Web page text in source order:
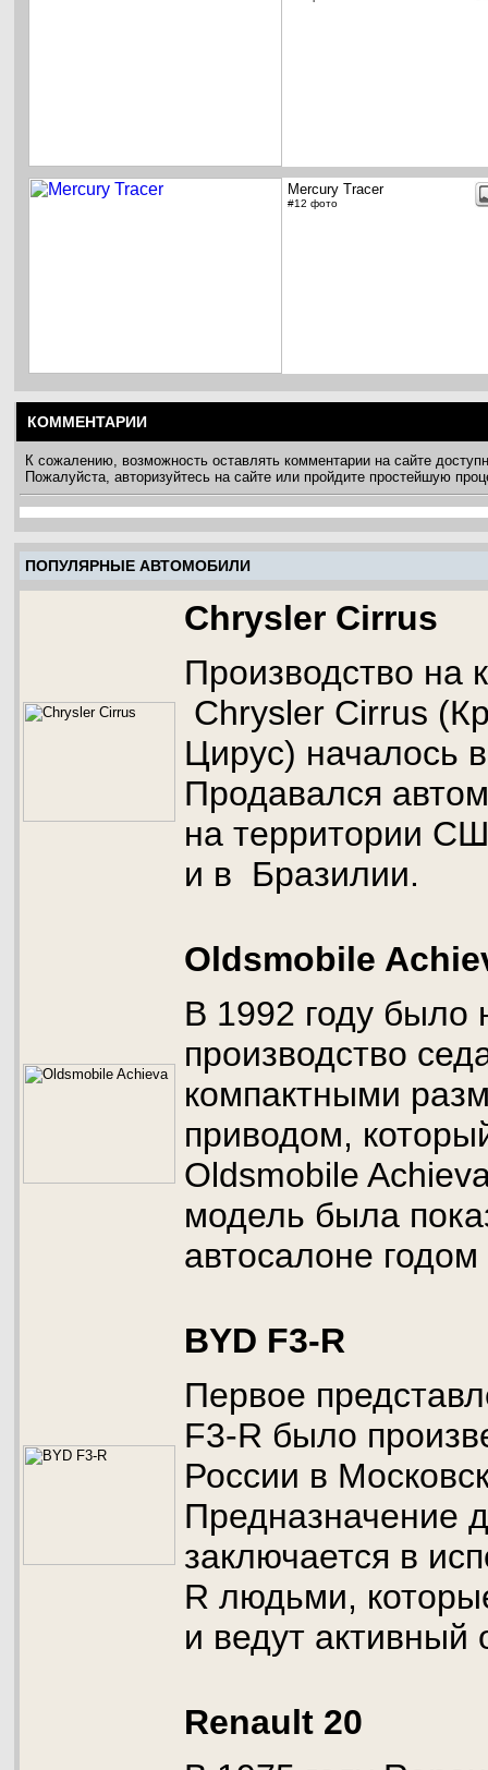
Mercury Tracer
#12 фото
КОММЕНТАРИИ
К сожалению, возможность оставлять комментарии на сайте
Пожалуйста, авторизуйтесь на сайте или пройдите простейшую
ПОПУЛЯРНЫЕ АВТОМОБИЛИ
Chrysler Cirrus
Производство на
Chrysler Cirrus
Цирус) началось
Продавался
на территории
и в Бразилии.
Oldsmobile
В 1992 году было
производство
компактными
приводом,
Oldsmobile
модель была
автосалоне
BYD F3-R
Первое
F3-R было
России в
Предназначение
заключается в
R людьми,
и ведут активный
Renault 20